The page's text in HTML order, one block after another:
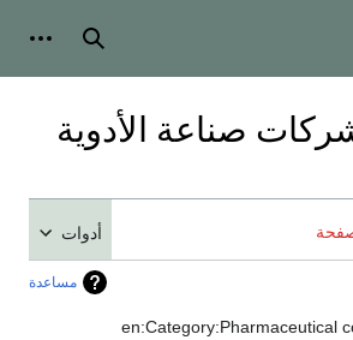
بحث
صناعة الأدوية
أدوات
مساعدة
en:Category:Pharmaceutical